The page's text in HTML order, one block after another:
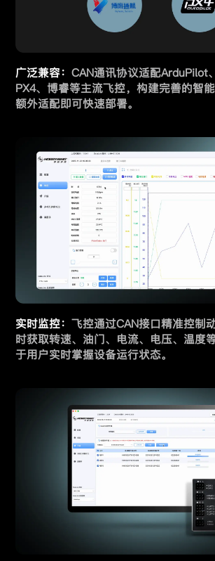
广泛兼容：CAN通讯协议适配ArduPilot
PX4、博睿等主流飞控，构建完善的智
额外适配即可快速部署。
实时监控：飞控通过CAN接口精准控制
时获取转速、油门、电流、电压、温度
于用户实时掌握设备运行状态。